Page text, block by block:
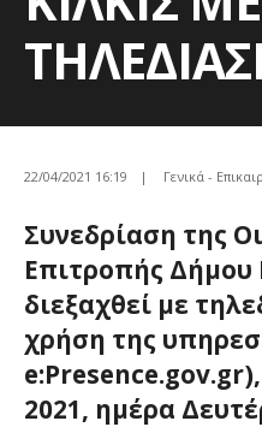
22/04/2021 16:19 | Γενικά -
Συνεδρίαση της
Επιτροπής Δήμου
διεξαχθεί με
χρήση της
2021, ημέρα